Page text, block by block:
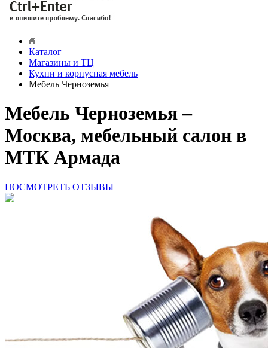
Каталог
Магазины и ТЦ
Кухни и корпусная мебель
Мебель Черноземья
Мебель Черноземья –
Москва, мебельный салон в
МТК Армада
ПОСМОТРЕТЬ ОТЗЫВЫ